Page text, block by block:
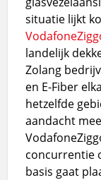
situatie lijkt
Vodafone
landelijk
Zolang
en E-Fiber
hetzelfde
aandacht
concurrentie
basis gaat